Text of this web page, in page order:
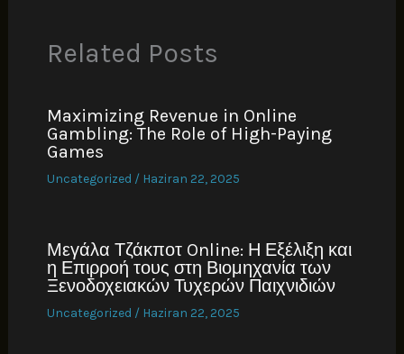
Related Posts
Maximizing Revenue in Online
Gambling: The Role of High-Paying
Games
Uncategorized / Haziran 22, 2025
Μεγάλα Τζάκποτ Online: Η Εξέλιξη και
η Επιρροή τους στη Βιομηχανία των
Ξενοδοχειακών Τυχερών Παιχνιδιών
Uncategorized / Haziran 22, 2025